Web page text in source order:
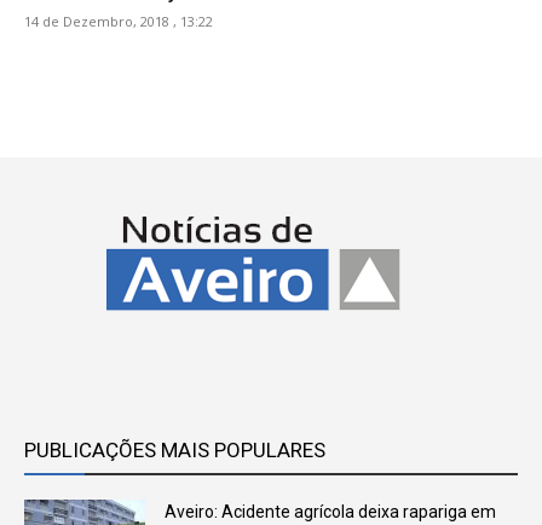
14 de Dezembro, 2018 , 13:22
PUBLICAÇÕES MAIS POPULARES
Aveiro: Acidente agrícola deixa rapariga em